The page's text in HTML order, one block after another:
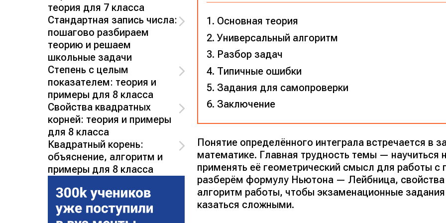
теория для 7 класса
Стандартная запись числа:
пошагово разбираем
теорию и решаем
школьные задачи
Степень с целым
показателем: теория и
примеры для 8 класса
Свойства квадратных
корней: теория и примеры
для 8 класса
Квадратный корень:
объяснение, алгоритм и
примеры для 8 класса
Основная теория
Универсальный алгоритм
Разбор задач
Типичные ошибки
Задания для самопроверки
Заключение
Понятие определённого интеграла встречается в
математике. Главная трудность темы — научиться
применять её геометрический смысл для работы с
разберём формулу Ньютона — Лейбница, свойства
алгоритм работы, чтобы экзаменационные
казаться сложными.